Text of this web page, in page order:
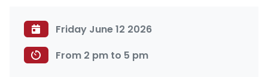
Friday June 12 2026
From 2 pm to 5 pm